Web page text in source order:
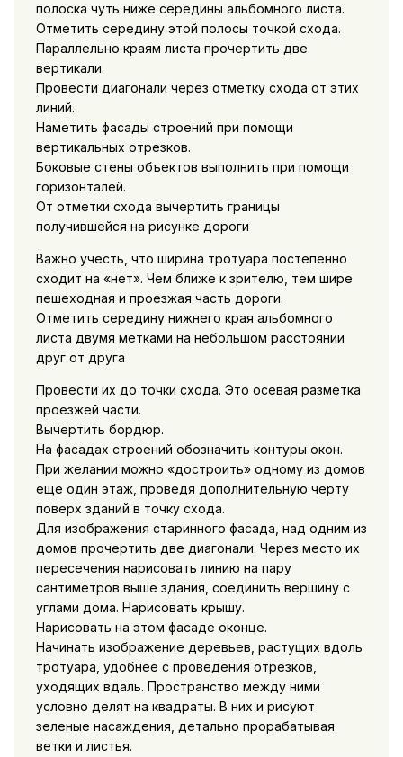
полоска чуть ниже середины альбомного листа.
Отметить середину этой полосы точкой схода.
Параллельно краям листа прочертить две
вертикали.
Провести диагонали через отметку схода от этих
линий.
Наметить фасады строений при помощи
вертикальных отрезков.
Боковые стены объектов выполнить при помощи
горизонталей.
От отметки схода вычертить границы
получившейся на рисунке дороги
Важно учесть, что ширина тротуара постепенно
сходит на «нет». Чем ближе к зрителю, тем шире
пешеходная и проезжая часть дороги.
Отметить середину нижнего края альбомного
листа двумя метками на небольшом расстоянии
друг от друга
Провести их до точки схода. Это осевая разметка
проезжей части.
Вычертить бордюр.
На фасадах строений обозначить контуры окон.
При желании можно «достроить» одному из домов
еще один этаж, проведя дополнительную черту
поверх зданий в точку схода.
Для изображения старинного фасада, над одним из
домов прочертить две диагонали. Через место их
пересечения нарисовать линию на пару
сантиметров выше здания, соединить вершину с
углами дома. Нарисовать крышу.
Нарисовать на этом фасаде оконце.
Начинать изображение деревьев, растущих вдоль
тротуара, удобнее с проведения отрезков,
уходящих вдаль. Пространство между ними
условно делят на квадраты. В них и рисуют
зеленые насаждения, детально прорабатывая
ветки и листья.